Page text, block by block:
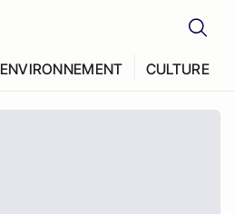
ENVIRONNEMENT CULTURE